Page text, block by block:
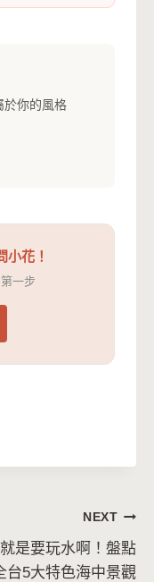
於你的風格
小花！
一步
NEXT
是要玩水啊！盤點
台5大特色海中景觀